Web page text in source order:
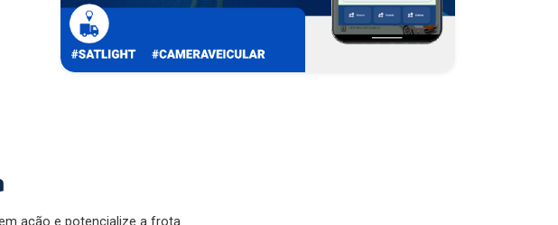
ação e potencialize a frota.